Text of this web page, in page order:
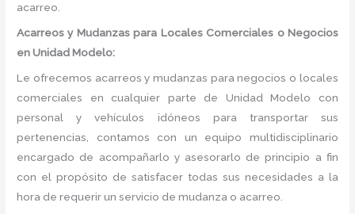
acarreo.
Acarreos y Mudanzas para Locales Comerciales o Negocios
en Unidad Modelo:
Le ofrecemos acarreos y mudanzas para negocios o locales
comerciales en cualquier parte de Unidad Modelo con
personal y vehículos idóneos para transportar sus
pertenencias, contamos con un equipo multidisciplinario
encargado de acompañarlo y asesorarlo de principio a fin
con el propósito de satisfacer todas sus necesidades a la
hora de requerir un servicio de mudanza o acarreo.